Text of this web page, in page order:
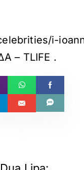
i-
– TLIFE .